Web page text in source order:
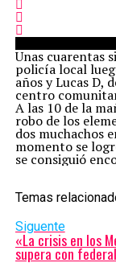
Unas cuarentas
policía local
años y Lucas D,
centro
A las 10 de la
robo de los
dos muchachos
momento se
se consiguió
Temas
Siguente
«La crisis en los
supera con